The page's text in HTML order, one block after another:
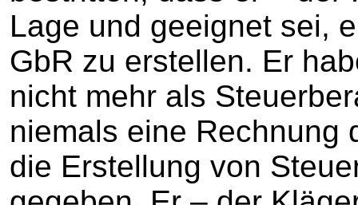
Lage und geeignet sei,
GbR zu erstellen. Er
nicht mehr als
niemals eine Rechnung
die Erstellung von